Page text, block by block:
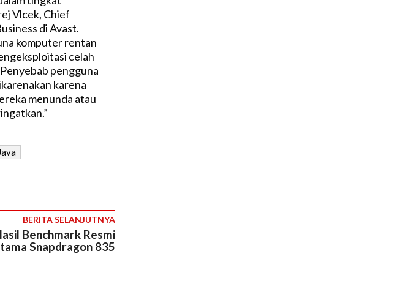
Vlcek, Chief
di Avast.
komputer rentan
celah
pengguna
karena
menunda atau
BERITA SELANJUTNYA
Benchmark Resmi
Snapdragon 835